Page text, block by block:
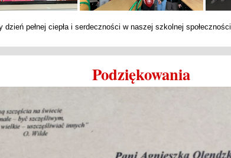
dzień pełnej ciepła i serdeczności w naszej szkolnej społeczności.
Podziękowania